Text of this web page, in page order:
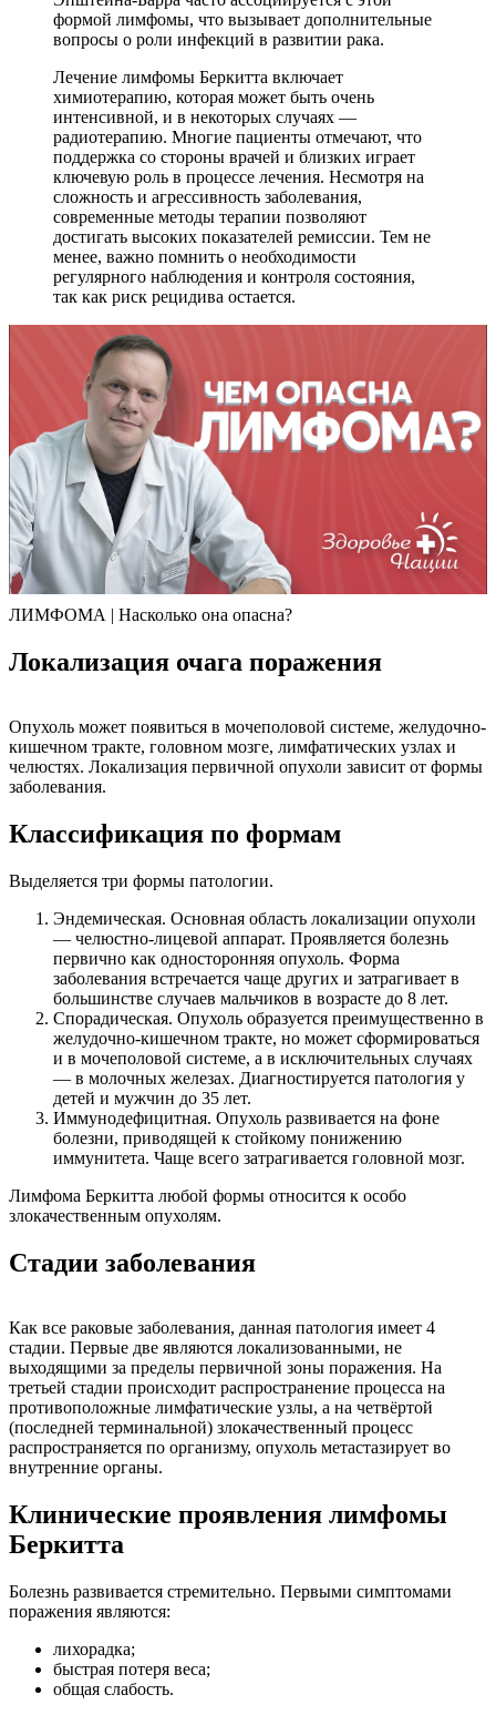
формой лимфомы, что вызывает дополнительные
вопросы о роли инфекций в развитии рака.
Лечение лимфомы Беркитта включает
химиотерапию, которая может быть очень
интенсивной, и в некоторых случаях —
радиотерапию. Многие пациенты отмечают, что
поддержка со стороны врачей и близких играет
ключевую роль в процессе лечения. Несмотря на
сложность и агрессивность заболевания,
современные методы терапии позволяют
достигать высоких показателей ремиссии. Тем не
менее, важно помнить о необходимости
регулярного наблюдения и контроля состояния,
так как риск рецидива остается.
ЛИМФОМА | Насколько она опасна?
Локализация очага поражения
Опухоль может появиться в мочеполовой системе, желудочно-
кишечном тракте, головном мозге, лимфатических узлах и
челюстях. Локализация первичной опухоли зависит от формы
заболевания.
Классификация по формам
Выделяется три формы патологии.
Эндемическая. Основная область локализации опухоли
— челюстно-лицевой аппарат. Проявляется болезнь
первично как односторонняя опухоль. Форма
заболевания встречается чаще других и затрагивает в
большинстве случаев мальчиков в возрасте до 8 лет.
Спорадическая. Опухоль образуется преимущественно в
желудочно-кишечном тракте, но может сформироваться
и в мочеполовой системе, а в исключительных случаях
— в молочных железах. Диагностируется патология у
детей и мужчин до 35 лет.
Иммунодефицитная. Опухоль развивается на фоне
болезни, приводящей к стойкому понижению
иммунитета. Чаще всего затрагивается головной мозг.
Лимфома Беркитта любой формы относится к особо
злокачественным опухолям.
Стадии заболевания
Как все раковые заболевания, данная патология имеет 4
стадии. Первые две являются локализованными, не
выходящими за пределы первичной зоны поражения. На
третьей стадии происходит распространение процесса на
противоположные лимфатические узлы, а на четвёртой
(последней терминальной) злокачественный процесс
распространяется по организму, опухоль метастазирует во
внутренние органы.
Клинические проявления лимфомы
Беркитта
Болезнь развивается стремительно. Первыми симптомами
поражения являются:
лихорадка;
быстрая потеря веса;
общая слабость.